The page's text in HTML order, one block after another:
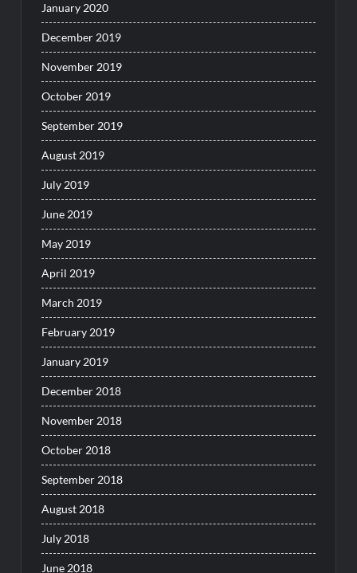
January 2020
December 2019
November 2019
October 2019
September 2019
August 2019
July 2019
June 2019
May 2019
April 2019
March 2019
February 2019
January 2019
December 2018
November 2018
October 2018
September 2018
August 2018
July 2018
June 2018